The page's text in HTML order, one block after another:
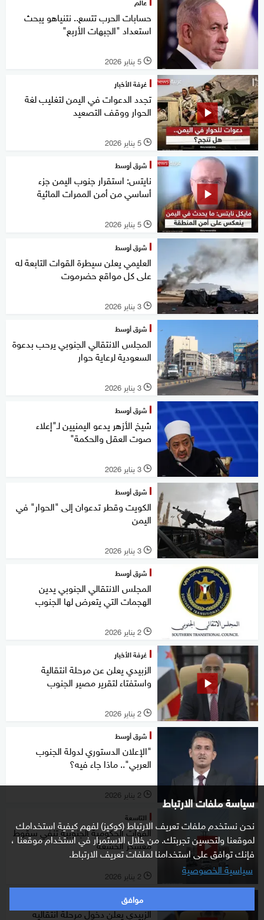
سياسة ملفات الارتباط
نحن نستخدم ملفات تعريف الارتباط (كوكيز) لفهم كيفية استخدامك
لموقعنا ولتحسين تجربتك. من خلال الاستمرار في استخدام موقعنا ،
فإنك توافق على استخدامنا لملفات تعريف الارتباط.
سياسية الخصوصية
موافق
حسابات الحرب تتسع.. نتنياهو يبحث
استعداد "الجبهات الأربع"
l 5 يناير 2026
غرفة الأخبار
تجدد الدعوات في اليمن لتغليب لغة
الحوار ووقف التصعيد
l 5 يناير 2026
شرق أوسط
نايتس: استقرار جنوب اليمن جزء
أساسي من أمن الممرات المائية
l 5 يناير 2026
شرق أوسط
العليمي يعلن سيطرة القوات التابعة له
على كل مواقع حضرموت
l 3 يناير 2026
شرق أوسط
المجلس الانتقالي الجنوبي يرحب بدعوة
السعودية لرعاية حوار
l 3 يناير 2026
شرق أوسط
شيخ الأزهر يدعو اليمنيين لـ"إعلاء
صوت العقل والحكمة"
l 3 يناير 2026
شرق أوسط
الكويت وقطر تدعوان إلى "الحوار" في
اليمن
l 3 يناير 2026
شرق أوسط
المجلس الانتقالي الجنوبي يدين
الهجمات التي يتعرض لها الجنوب
l 2 يناير 2026
غرفة الأخبار
الزبيدي يعلن عن مرحلة انتقالية
واستفتاء لتقرير مصير الجنوب
l 2 يناير 2026
شرق أوسط
"الإعلان الدستوري لدولة الجنوب
العربي".. ماذا جاء فيه؟
l 2 يناير 2026
التاسعة
القوات الحكومية الجنوبية تنفي سقوط
معسكر الخشعة
l 2 يناير 2026
التاسعة
الزبيدي يعلن دخول مرحلة انتقاليه